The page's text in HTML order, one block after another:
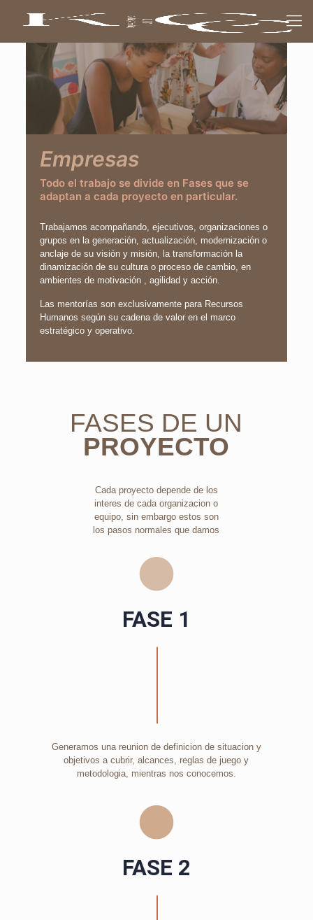
Empresas
Todo el trabajo se divide en Fases que se
adaptan a cada proyecto en particular.
Trabajamos acompañando, ejecutivos, organizaciones o
grupos en la generación, actualización, modernización o
anclaje de su visión y misión, la transformación la
dinamización de su cultura o proceso de cambio, en
ambientes de motivación , agilidad y acción.
Las mentorías son exclusivamente para Recursos
Humanos según su cadena de valor en el marco
estratégico y operativo.
FASES DE UN
PROYECTO
Cada proyecto depende de los
interes de cada organizacion o
equipo, sin embargo estos son
los pasos normales que damos
FASE 1
Generamos una reunion de definicion de situacion y
objetivos a cubrir, alcances, reglas de juego y
metodologia, mientras nos conocemos.
FASE 2